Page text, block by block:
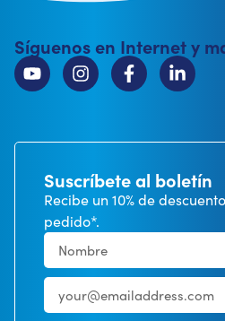
Síguenos en Internet y
Suscríbete al boletín
Recibe un 10% de
pedido*.